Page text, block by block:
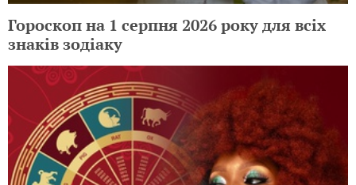
Гороскоп на 1 серпня 2026 року для всіх
знаків зодіаку